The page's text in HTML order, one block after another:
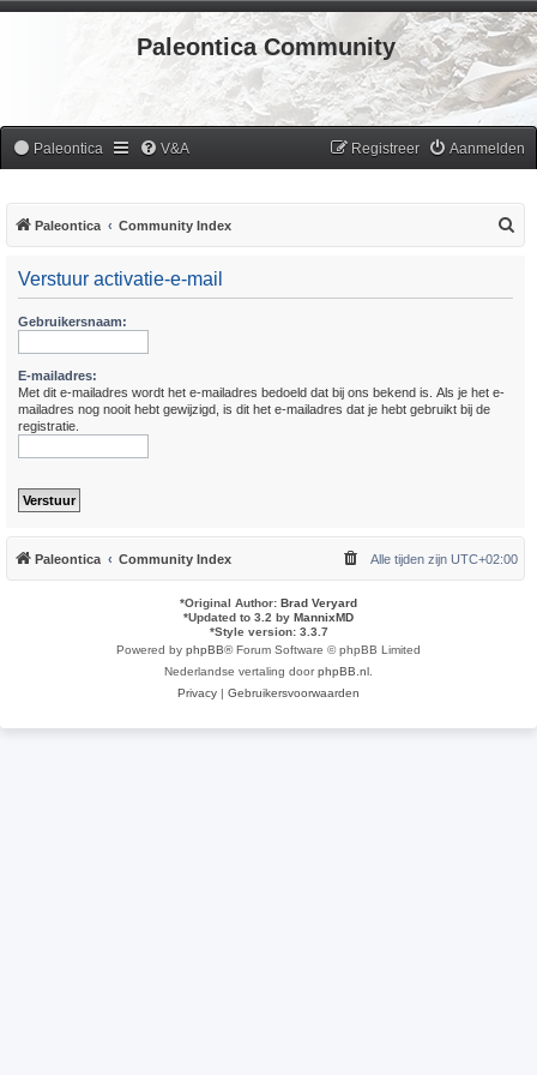
Paleontica Community
Paleontica V&A Aanmelden
Registreer
Paleontica Community Index
Verstuur activatie-e-mail
Gebruikersnaam:
E-mailadres:
Met dit e-mailadres wordt het e-mailadres bedoeld dat bij ons bekend is. Als je het e-
mailadres nog nooit hebt gewijzigd, is dit het e-mailadres dat je hebt gebruikt bij de
registratie.
Paleontica Community Index Alle tijden zijn UTC+02:00
*Original Author: Brad Veryard
*Updated to 3.2 by MannixMD
*Style version: 3.3.7
Powered by phpBB® Forum Software © phpBB Limited
Nederlandse vertaling doorphpBB.nl
Privacy | Gebruikersvoorwaarden